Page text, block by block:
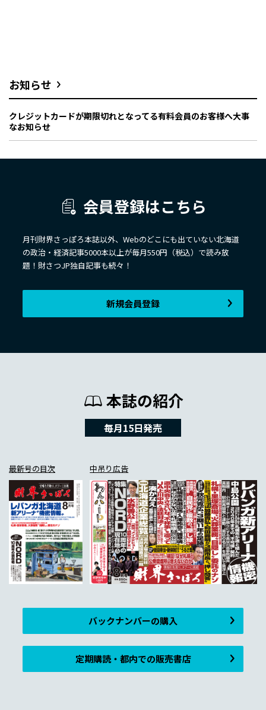
お知らせ
クレジットカードが期限切れとなってる有料会員のお客様へ大事
なお知らせ
会員登録はこちら
月刊財界さっぽろ本誌以外、Webのどこにも出ていない北海道
の政治・経済記事5000本以上が毎月550円（税込）で読み放
題！財さつJP独自記事も続々！
新規会員登録
本誌の紹介
毎月15日発売
最新号の目次 中吊り広告
バックナンバーの購入
定期購読・都内での販売書店